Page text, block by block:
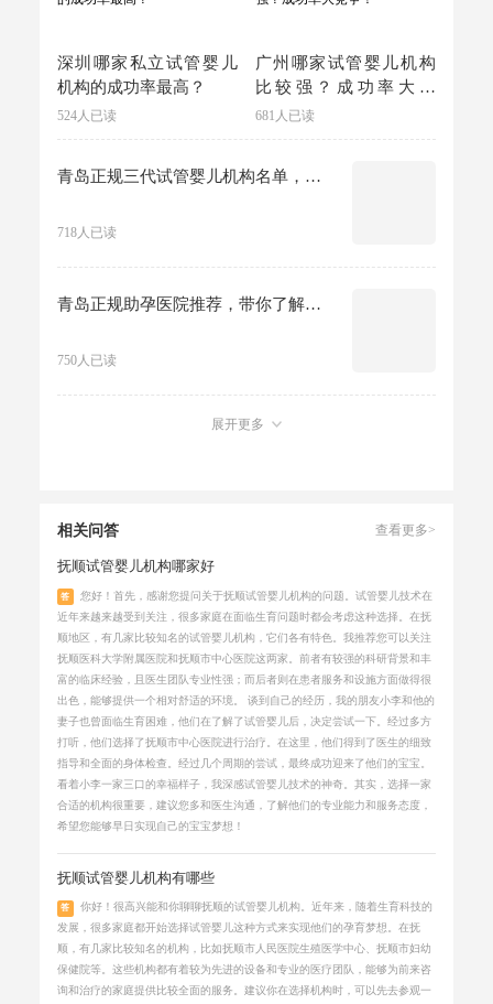
深圳哪家私立试管婴儿
机构的成功率最高？
524人已读
广州哪家试管婴儿机构
比较强？成功率大竞
争！
681人已读
青岛正规三代试管婴儿机构名单，选择时能够更加明确和放心。
718人已读
青岛正规助孕医院推荐，带你了解三代试管机构实力！
750人已读
展开更多
相关问答 查看更多>
抚顺试管婴儿机构哪家好
答
您好！首先，感谢您提问关于抚顺试管婴儿机构的问题。试管婴儿技术在
近年来越来越受到关注，很多家庭在面临生育问题时都会考虑这种选择。在抚
顺地区，有几家比较知名的试管婴儿机构，它们各有特色。我推荐您可以关注
抚顺医科大学附属医院和抚顺市中心医院这两家。前者有较强的科研背景和丰
富的临床经验，且医生团队专业性强；而后者则在患者服务和设施方面做得很
出色，能够提供一个相对舒适的环境。 谈到自己的经历，我的朋友小李和他的
妻子也曾面临生育困难，他们在了解了试管婴儿后，决定尝试一下。经过多方
打听，他们选择了抚顺市中心医院进行治疗。在这里，他们得到了医生的细致
指导和全面的身体检查。经过几个周期的尝试，最终成功迎来了他们的宝宝。
看着小李一家三口的幸福样子，我深感试管婴儿技术的神奇。其实，选择一家
合适的机构很重要，建议您多和医生沟通，了解他们的专业能力和服务态度，
希望您能够早日实现自己的宝宝梦想！
抚顺试管婴儿机构有哪些
答
你好！很高兴能和你聊聊抚顺的试管婴儿机构。近年来，随着生育科技的
发展，很多家庭都开始选择试管婴儿这种方式来实现他们的孕育梦想。在抚
顺，有几家比较知名的机构，比如抚顺市人民医院生殖医学中心、抚顺市妇幼
保健院等。这些机构都有着较为先进的设备和专业的医疗团队，能够为前来咨
询和治疗的家庭提供比较全面的服务。建议你在选择机构时，可以先去参观一